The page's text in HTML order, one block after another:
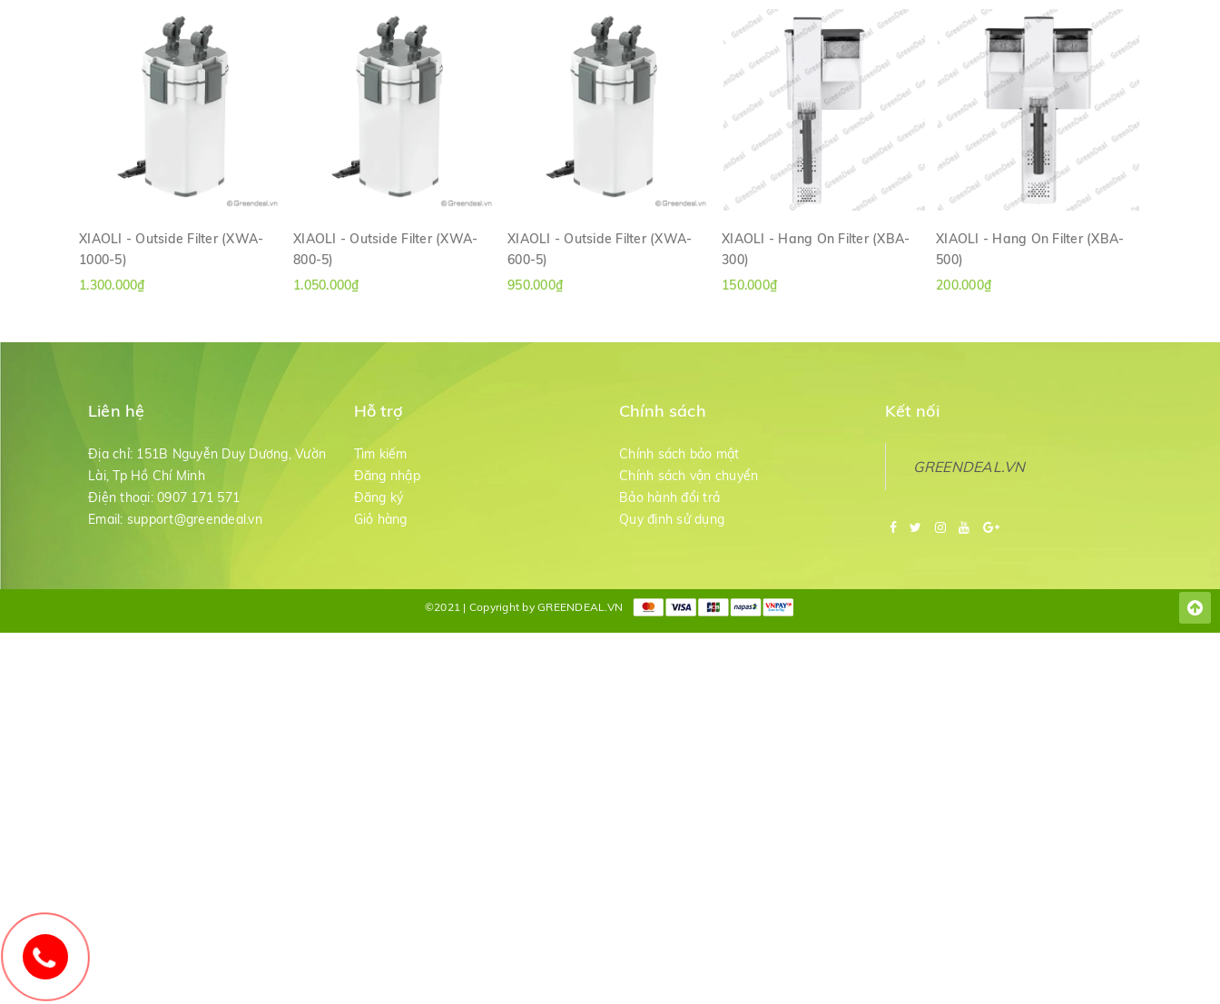
XIAOLI - Outside Filter (XWA-
1000-5)
1.300.000₫
XIAOLI - Outside Filter (XWA-
800-5)
1.050.000₫
XIAOLI - Outside Filter (XWA-
600-5)
950.000₫
XIAOLI - Hang On Filter (XBA-
300)
150.000₫
XIAOLI - Hang On Filter (XBA-
500)
200.000₫
Liên hệ
Địa chỉ: 151B Nguyễn Duy Dương, Vườn
Lài, Tp Hồ Chí Minh
Điện thoại: 0907 171 571
Email: support@greendeal.vn
Hỗ trợ
Tìm kiếm
Đăng nhập
Đăng ký
Giỏ hàng
Chính sách
Chính sách bảo mật
Chính sách vận chuyển
Bảo hành đổi trả
Quy định sử dụng
Kết nối
GREENDEAL.VN
©2021 | Copyright by GREENDEAL.VN
0907171571